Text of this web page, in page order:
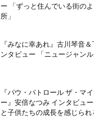
ー 「ずっと住んでいる街の
所」
『みなに幸あれ』古川琴音
ンタビュー 「ニュージャンル
『パウ・パトロール ザ・マ
ー』安倍なつみ インタビュ
と子供たちの成長を感じられ